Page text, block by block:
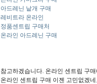
아드레닌 낱개 구매
레비트라 온라인
정품센트립 구매처
온라인 아드레닌 구매
참고하겠습니다. 온라인 센트립 구
온라인 센트립 구매 이젠 고민없겠